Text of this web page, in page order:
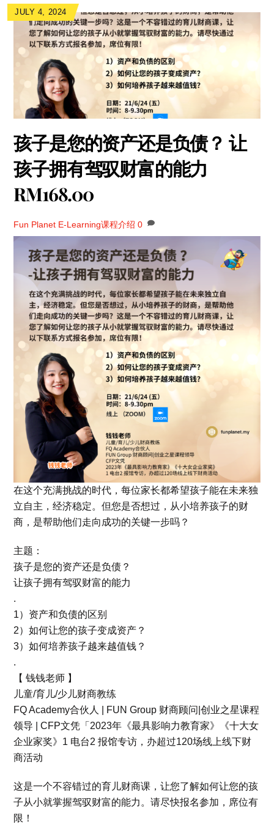
JULY 4, 2024
孩子是您的资产还是负债？ 让
孩子拥有驾驭财富的能力
RM168.00
Fun Planet E-Learning课程介绍 0
在这个充满挑战的时代，每位家长都希望孩子能在未来独
立自主，经济稳定。但您是否想过，从小培养孩子的财
商，是帮助他们走向成功的关键一步吗？
主题：
孩子是您的资产还是负债？
让孩子拥有驾驭财富的能力
.
1）资产和负债的区别
2）如何让您的孩子变成资产？
3）如何培养孩子越来越值钱？
.
【 钱钱老师 】
儿童/育儿/少儿财商教练
FQ Academy合伙人 | FUN Group 财商顾问|创业之星课程
领导 | CFP文凭「2023年《最具影响力教育家》《十大女
企业家奖》1 电台2 报馆专访，办超过120场线上线下财
商活动
这是一个不容错过的育儿财商课，让您了解如何让您的孩
子从小就掌握驾驭财富的能力。请尽快报名参加，席位有
限！